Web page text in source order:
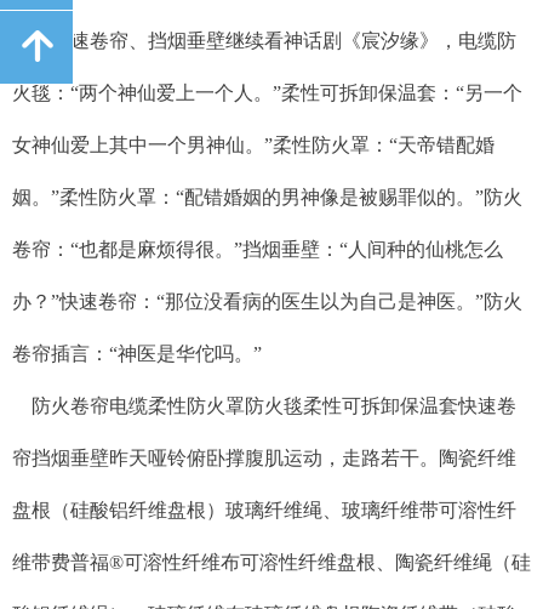
帘、快速卷帘、挡烟垂壁继续看神话剧《宸汐缘》，电缆防
火毯：“两个神仙爱上一个人。”柔性可拆卸保温套：“另一个
女神仙爱上其中一个男神仙。”柔性防火罩：“天帝错配婚
姻。”柔性防火罩：“配错婚姻的男神像是被赐罪似的。”防火
卷帘：“也都是麻烦得很。”挡烟垂壁：“人间种的仙桃怎么
办？”快速卷帘：“那位没看病的医生以为自己是神医。”防火
卷帘插言：“神医是华佗吗。”
防火卷帘电缆柔性防火罩防火毯柔性可拆卸保温套快速卷
帘挡烟垂壁昨天哑铃俯卧撑腹肌运动，走路若干。陶瓷纤维
盘根（硅酸铝纤维盘根）玻璃纤维绳、玻璃纤维带可溶性纤
维带费普福®可溶性纤维布可溶性纤维盘根、陶瓷纤维绳（硅
녕